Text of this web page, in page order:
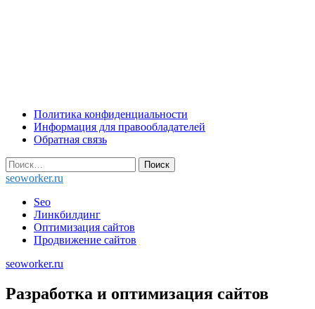
Skip
content
Политика конфиденциальности
Информация для правообладателей
Обратная связь
Найти:
seoworker.ru
Seo
Линкбилдинг
Оптимизация сайтов
Продвижение сайтов
seoworker.ru
Разработка и оптимизация сайтов